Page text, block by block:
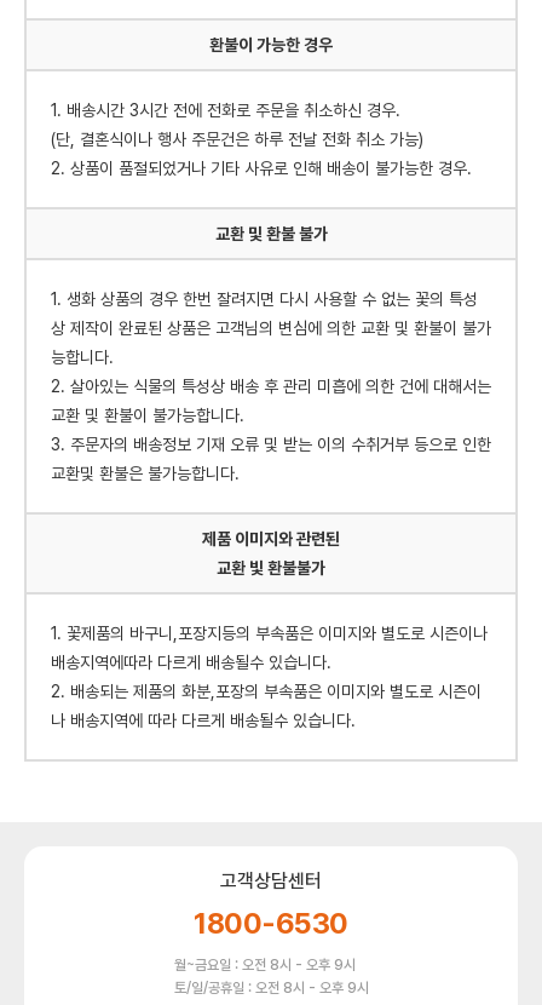
환불이 가능한 경우
1. 배송시간 3시간 전에 전화로 주문을 취소하신 경우.
(단, 결혼식이나 행사 주문건은 하루 전날 전화 취소 가능)
2. 상품이 품절되었거나 기타 사유로 인해 배송이 불가능한 경우.
교환 및 환불 불가
1. 생화 상품의 경우 한번 잘려지면 다시 사용할 수 없는 꽃의 특성
상 제작이 완료된 상품은 고객님의 변심에 의한 교환 및 환불이 불가
능합니다.
2. 살아있는 식물의 특성상 배송 후 관리 미흡에 의한 건에 대해서는
교환 및 환불이 불가능합니다.
3. 주문자의 배송정보 기재 오류 및 받는 이의 수취거부 등으로 인한
교환및 환불은 불가능합니다.
제품 이미지와 관련된
교환 빛 환불불가
1. 꽃제품의 바구니,포장지등의 부속품은 이미지와 별도로 시즌이나
배송지역에따라 다르게 배송될수 있습니다.
2. 배송되는 제품의 화분,포장의 부속품은 이미지와 별도로 시즌이
나 배송지역에 따라 다르게 배송될수 있습니다.
고객상담센터
1800-6530
월~금요일 : 오전 8시 - 오후 9시
토/일/공휴일 : 오전 8시 - 오후 9시